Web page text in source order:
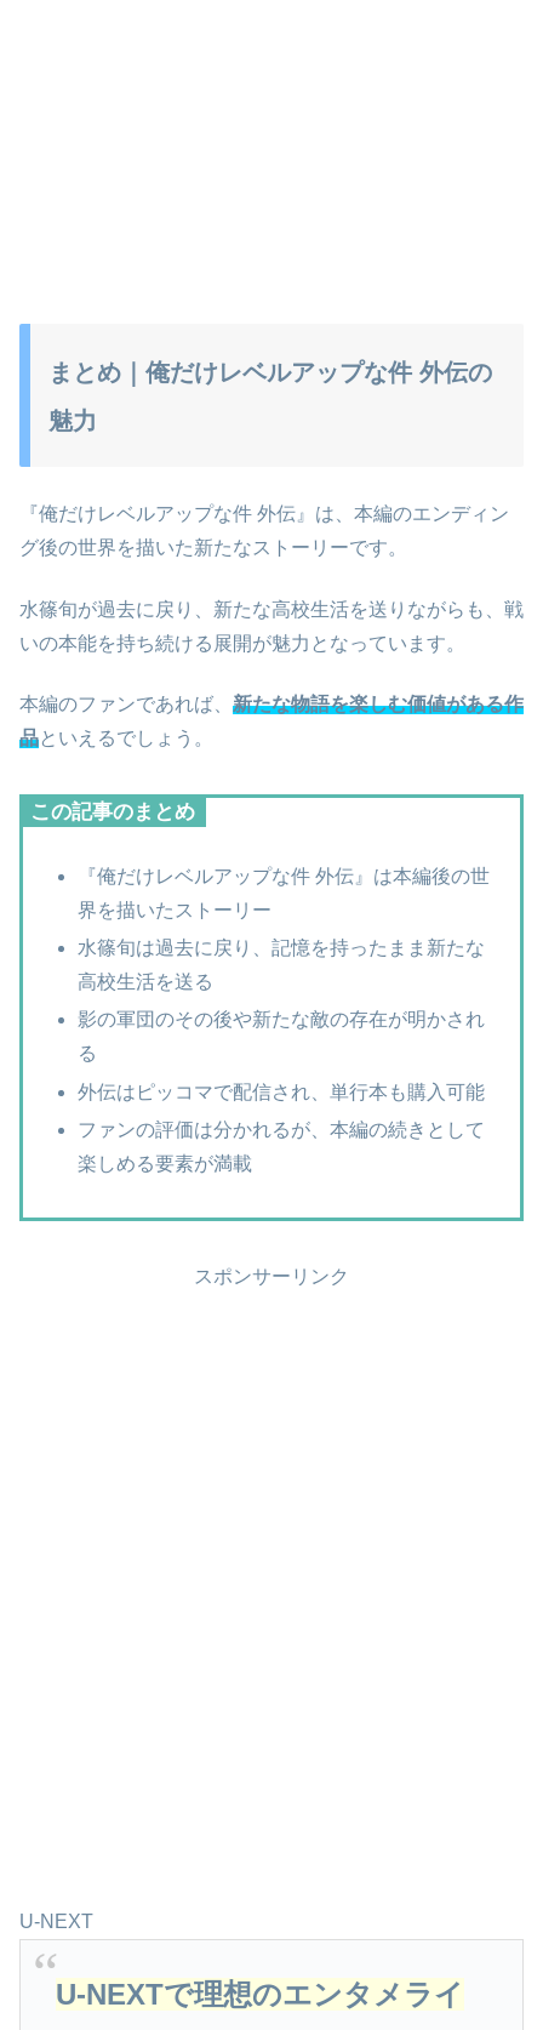
まとめ｜俺だけレベルアップな件 外伝の
魅力
『俺だけレベルアップな件 外伝』は、本編のエンディン
グ後の世界を描いた新たなストーリーです。
水篠旬が過去に戻り、新たな高校生活を送りながらも、戦
いの本能を持ち続ける展開が魅力となっています。
本編のファンであれば、 新たな物語を楽しむ価値がある作
品といえるでしょう。
この記事のまとめ
『俺だけレベルアップな件 外伝』は本編後の世
界を描いたストーリー
水篠旬は過去に戻り、記憶を持ったまま新たな
高校生活を送る
影の軍団のその後や新たな敵の存在が明かされ
る
外伝はピッコマで配信され、単行本も購入可能
ファンの評価は分かれるが、本編の続きとして
楽しめる要素が満載
スポンサーリンク
U-NEXT
U-NEXTで理想のエンタメライ